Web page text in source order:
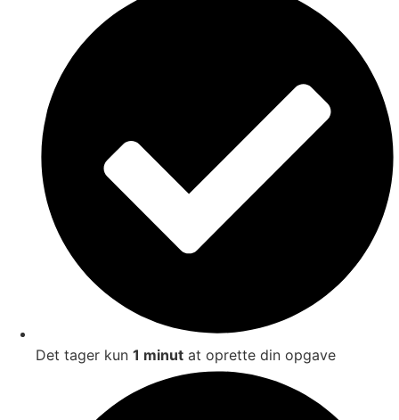
Det tager kun 1 minut at oprette din opgave